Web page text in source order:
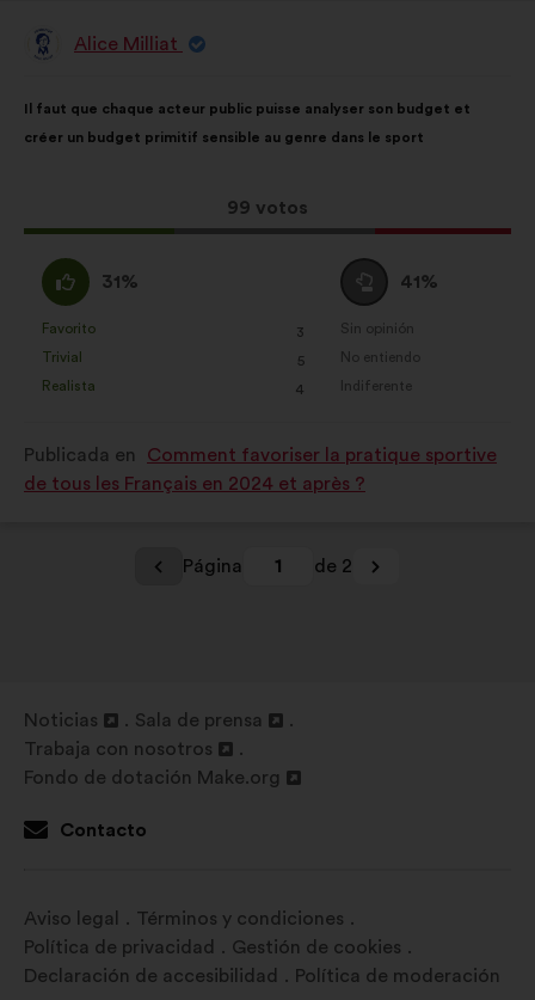
PropuestaAlice Milliat
de
la
Il faut que chaque acteur public puisse analyser son budget et
créer un budget primitif sensible au genre dans le sport
Esta
propuesta
99 votos
el
siguiente
A
favor
:
31%
calificado
como:
Favorito
: 3
veces
Trivial 5
veces
Realista
: 4
veces
Neutro
:
41%
calificado
como:
Sin opinión
:veces
No entiendo
:veces
Indiferente
:veces
Publicada en
Comment favoriser la pratique sportive
de tous les Français en 2024 et après ?
Página 1 de 2
Noticias
nueva
Sala de prensa
Trabaja con nosotros
una
Fondo de dotación Make.org
en
pestaña
Contacto
Aviso legal
Términos y condiciones
Política de privacidad
Gestión de cookies
Declaración de accesibilidad
Política de moderación